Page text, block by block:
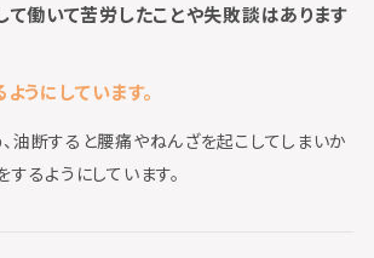
て働いて苦労したことや失敗談はあります
うにしています。
油断すると腰痛やねんざを起こしてしまいか
るようにしています。